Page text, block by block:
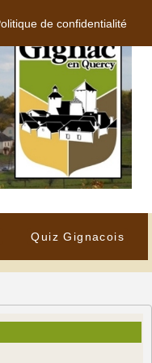
Quiz Gignacois
de confidentialité